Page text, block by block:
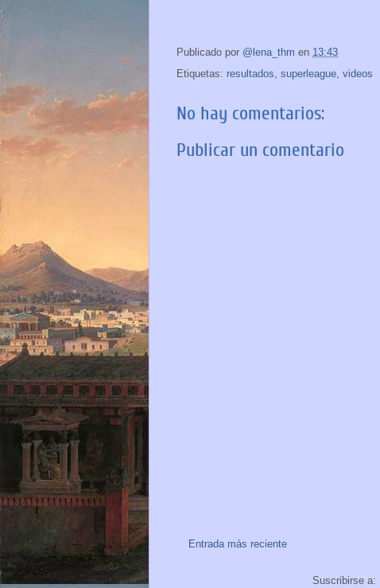
Publicado por @lena_thm en 13:43
Etiquetas: resultados superleague videos
No hay comentarios:
Publicar un comentario
Entrada más reciente
Suscribirse a: